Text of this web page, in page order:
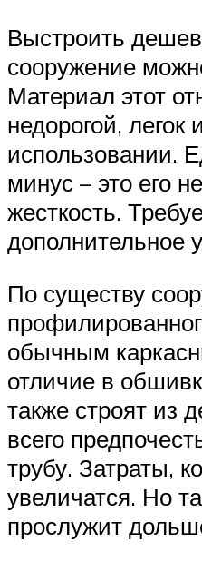
Выстроить
сооружение
Материал этот
недорогой, легок
использовании.
минус – это его
жесткость.
дополнительное
По существу
обычным
отличие в
также строят из
всего
трубу. Затраты,
увеличатся. Но
прослужит